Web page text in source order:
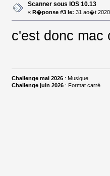
Scanner sous IOS 10.13
« R�ponse #3 le: 31 ao�t
c'est donc mac
Challenge mai 2026: Musique
Challenge juin 2026: Format carré